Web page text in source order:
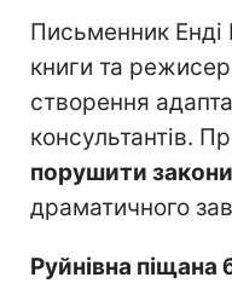
Письменник Енді
книги та режисер
створення
консультантів.
порушити
драматичного
Руйнівна піщана